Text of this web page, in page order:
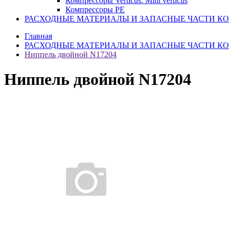
Компрессоры PE
РАСХОДНЫЕ МАТЕРИАЛЫ И ЗАПАСНЫЕ ЧАСТИ
Главная
РАСХОДНЫЕ МАТЕРИАЛЫ И ЗАПАСНЫЕ ЧАСТИ
Ниппель двойной N17204
Ниппель двойной N17204